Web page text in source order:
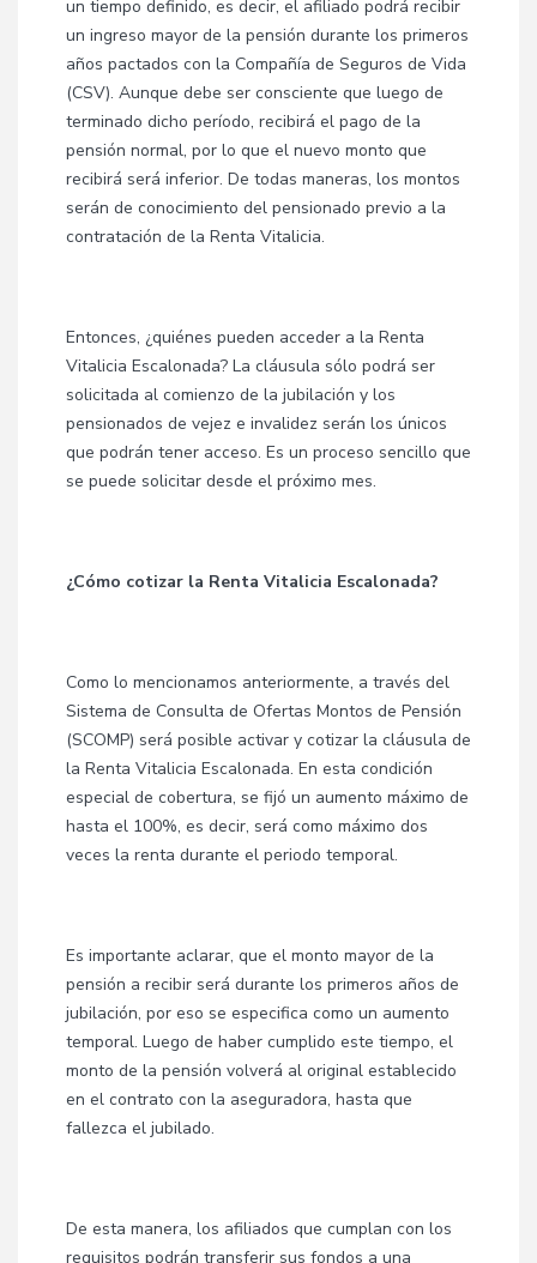
un tiempo definido, es decir, el afiliado podrá recibir
un ingreso mayor de la pensión durante los primeros
años pactados con la Compañía de Seguros de Vida
(CSV). Aunque debe ser consciente que luego de
terminado dicho período, recibirá el pago de la
pensión normal, por lo que el nuevo monto que
recibirá será inferior. De todas maneras, los montos
serán de conocimiento del pensionado previo a la
contratación de la Renta Vitalicia.
Entonces, ¿quiénes pueden acceder a la Renta
Vitalicia Escalonada? La cláusula sólo podrá ser
solicitada al comienzo de la jubilación y los
pensionados de vejez e invalidez serán los únicos
que podrán tener acceso. Es un proceso sencillo que
se puede solicitar desde el próximo mes.
¿Cómo cotizar la Renta Vitalicia Escalonada?
Como lo mencionamos anteriormente, a través del
Sistema de Consulta de Ofertas Montos de Pensión
(SCOMP) será posible activar y cotizar la cláusula de
la Renta Vitalicia Escalonada. En esta condición
especial de cobertura, se fijó un aumento máximo de
hasta el 100%, es decir, será como máximo dos
veces la renta durante el periodo temporal.
Es importante aclarar, que el monto mayor de la
pensión a recibir será durante los primeros años de
jubilación, por eso se especifica como un aumento
temporal. Luego de haber cumplido este tiempo, el
monto de la pensión volverá al original establecido
en el contrato con la aseguradora, hasta que
fallezca el jubilado.
De esta manera, los afiliados que cumplan con los
requisitos podrán transferir sus fondos a una